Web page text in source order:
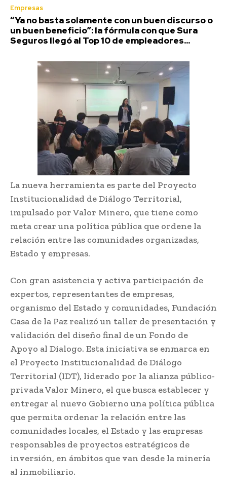
Empresas
“Ya no basta solamente con un buen discurso o
un buen beneficio”: la fórmula con que Sura
Seguros llegó al Top 10 de empleadores...
La nueva herramienta es parte del Proyecto
Institucionalidad de Diálogo Territorial,
impulsado por Valor Minero, que tiene como
meta crear una política pública que ordene la
relación entre las comunidades organizadas,
Estado y empresas.
Con gran asistencia y activa participación de
expertos, representantes de empresas,
organismo del Estado y comunidades, Fundación
Casa de la Paz realizó un taller de presentación y
validación del diseño final de un Fondo de
Apoyo al Dialogo. Esta iniciativa se enmarca en
el Proyecto Institucionalidad de Diálogo
Territorial (IDT), liderado por la alianza público-
privada Valor Minero, el que busca establecer y
entregar al nuevo Gobierno una política pública
que permita ordenar la relación entre las
comunidades locales, el Estado y las empresas
responsables de proyectos estratégicos de
inversión, en ámbitos que van desde la minería
al inmobiliario.